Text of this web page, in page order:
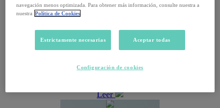
Leer
Informes
Leer
navegación menos optimizada. Para obtener más información, consulte nuestra a
nuestra Política de Cookies
Estrictamente necesarias Aceptar todas
Configuración de cookies